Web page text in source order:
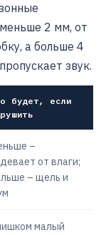
2 мм, от
а больше 4
звук.
будет, если
–
от влаги;
– щель и
малый